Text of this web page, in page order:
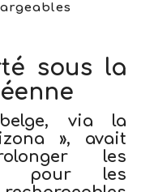
sous la
via la
», avait
les
pour les